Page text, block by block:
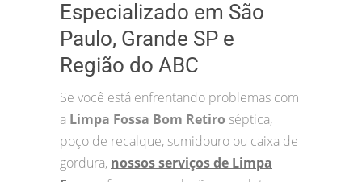
Especializado em São
Paulo, Grande SP e
Região do ABC
Se você está enfrentando problemas com
a Limpa Fossa Bom Retiro séptica,
poço de recalque, sumidouro ou caixa de
gordura, nossos serviços de Limpa